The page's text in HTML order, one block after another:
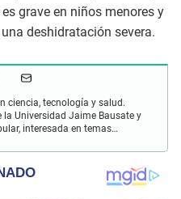
grave en niños menores y
deshidratación severa.
ciencia, tecnología y salud.
la Universidad Jaime Bausate y
interesada en temas
más.